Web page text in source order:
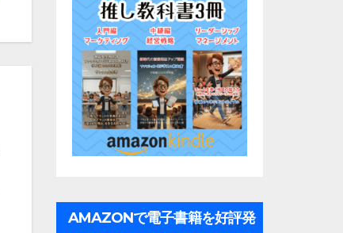
AMAZONで電子書籍を好評発